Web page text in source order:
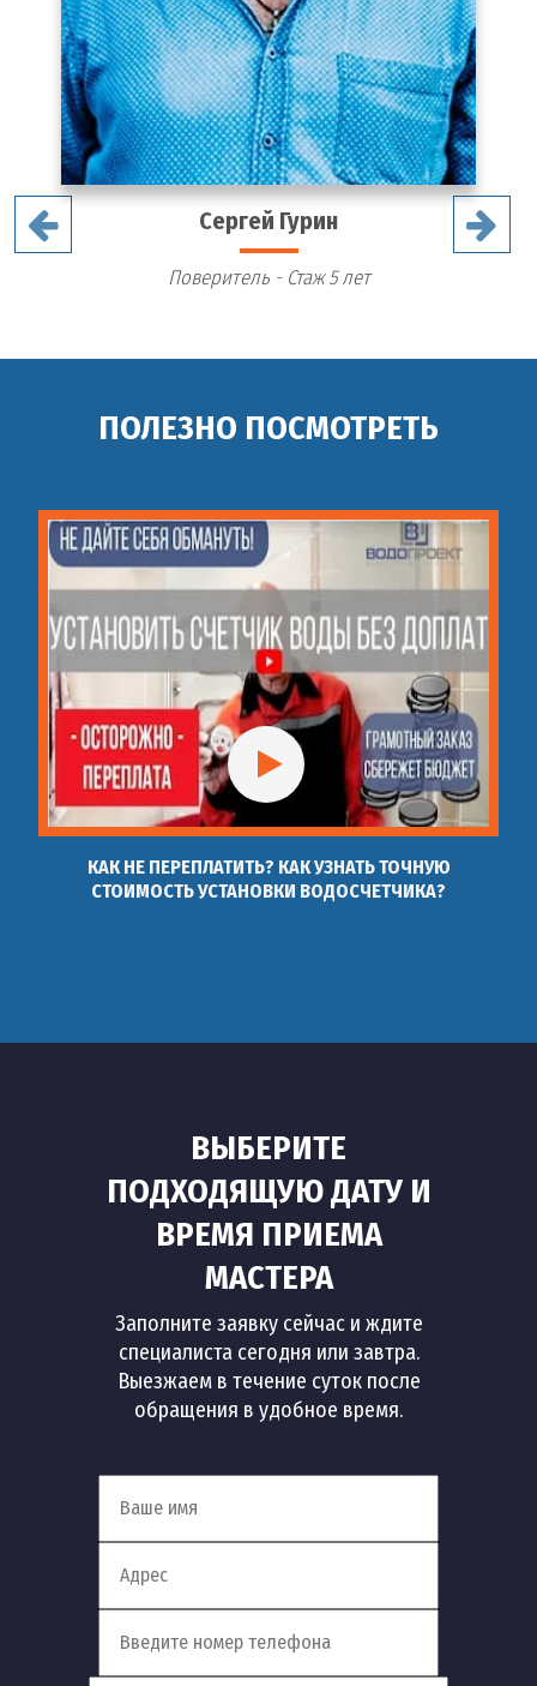
Сергей Гурин
Поверитель - Стаж 5 лет
ПОЛЕЗНО ПОСМОТРЕТЬ
КАК НЕ ПЕРЕПЛАТИТЬ? КАК УЗНАТЬ ТОЧНУЮ
СТОИМОСТЬ УСТАНОВКИ ВОДОСЧЕТЧИКА?
ВЫБЕРИТЕ
ПОДХОДЯЩУЮ ДАТУ И
ВРЕМЯ ПРИЕМА
МАСТЕРА
Заполните заявку сейчас и ждите
специалиста сегодня или завтра.
Выезжаем в течение суток после
обращения в удобное время.